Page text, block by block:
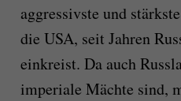
aggressivste und
die USA, seit Jahren
einkreist. Da auch
imperiale Mächte sind,